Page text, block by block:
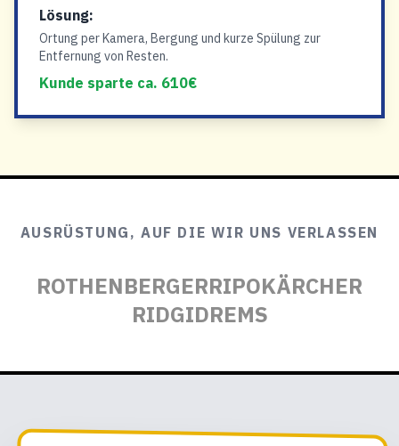
Lösung:
Ortung per Kamera, Bergung und kurze Spülung zur
Entfernung von Resten.
Kunde sparte ca. 610€
AUSRÜSTUNG, AUF DIE WIR UNS VERLASSEN
ROTHENBERGERRIPOKÄRCHER
RIDGIDREMS